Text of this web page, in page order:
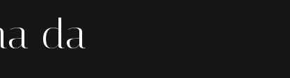
da